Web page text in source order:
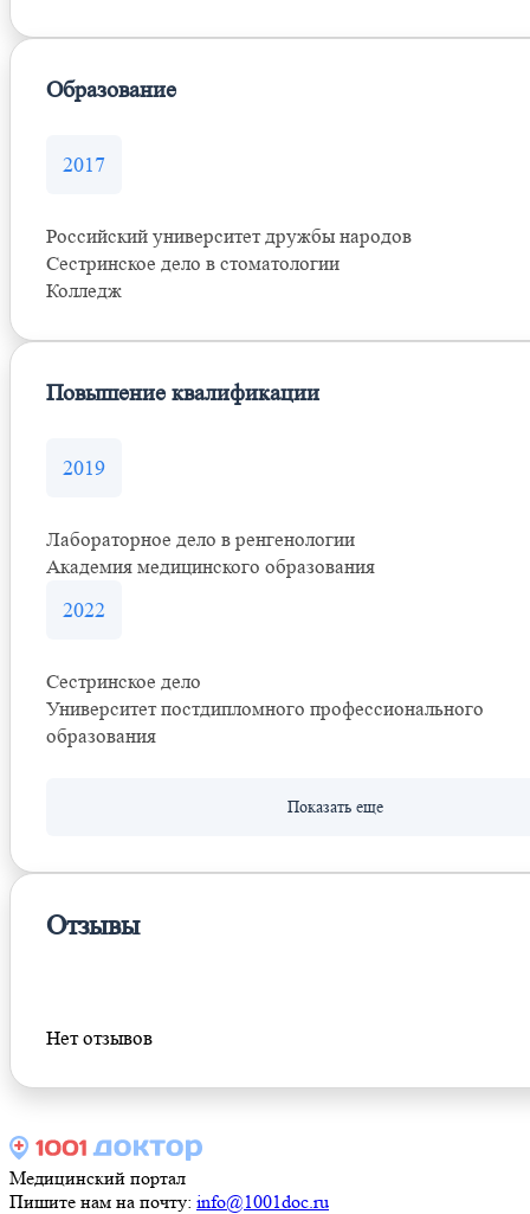
Образование
2017
Российский университет дружбы народов
Сестринское дело в стоматологии
Колледж
Повышение квалификации
2019
Лабораторное дело в ренгенологии
Академия медицинского образования
2022
Сестринское дело
Университет постдипломного профессионального
образования
Отзывы
Нет отзывов
Медицинский портал
Пишите нам на почту: info@1001doc.ru